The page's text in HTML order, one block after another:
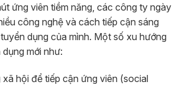
ứng viên tiềm năng, các công ty ngày
công nghệ và cách tiếp cận sáng
dụng của mình. Một số xu hướng
mới như:
xã hội để tiếp cận ứng viên (social